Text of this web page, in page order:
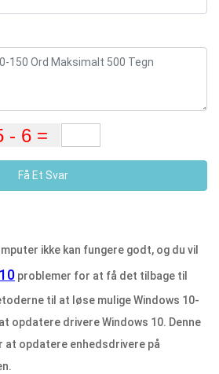
Få Et Svar
ikke kan fungere godt, og du vil
problemer for at få det tilbage til
til at løse mulige Windows 10-
opdatere drivere Windows 10. Denne
at opdatere enhedsdrivere på